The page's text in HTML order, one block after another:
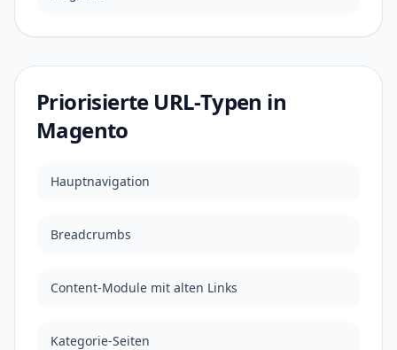
Priorisierte URL-Typen in
Magento
Hauptnavigation
Breadcrumbs
Content-Module mit alten Links
Kategorie-Seiten